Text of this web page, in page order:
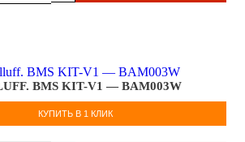
BMS KIT-V1 — BAM003W
КУПИТЬ В 1 КЛИК